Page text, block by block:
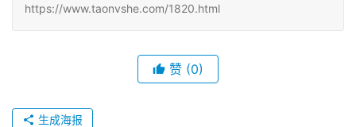
https://www.taonvshe.com/1820.html
赞 (0)
生成海报